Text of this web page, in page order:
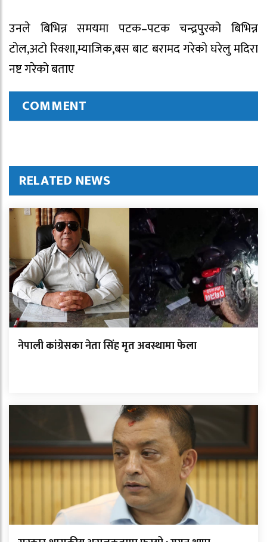
उनले बिभिन्न समयमा पटक–पटक चन्द्रपुरको बिभिन्न
टोल,अटो रिक्शा,म्याजिक,बस बाट बरामद गरेको घरेलु मदिरा
नष्ट गरेको बताए
COMMENT
RELATED NEWS
नेपाली कांग्रेसका नेता सिंह मृत अवस्थामा फेला